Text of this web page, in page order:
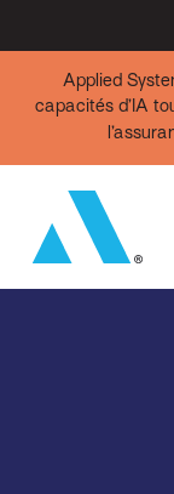
Applied
capacités d’IA